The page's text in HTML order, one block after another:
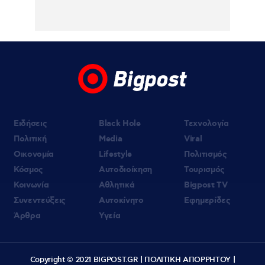
«Στον Εξώστη» με τους Αντώνη Αντζολέτο
και Γιάννη Καντέλη – Έρχεται στον ΣΚΑΪ
Ειδήσεις
Πολιτική
Οικονομία
Κόσμος
Κοινωνία
Συνεντεύξεις
Άρθρα
Black Hole
Media
Lifestyle
Αυτοδιοίκηση
Αθλητικά
Αυτοκίνητο
Υγεία
Τεχνολογία
Viral
Πολιτισμός
Τουρισμός
Bigpost TV
Εφημερίδες
Copyright © 2021 BIGPOST.GR | ΠΟΛΙΤΙΚΗ ΑΠΟΡΡΗΤΟΥ|